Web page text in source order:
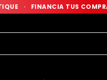
· FINANCIA TUS